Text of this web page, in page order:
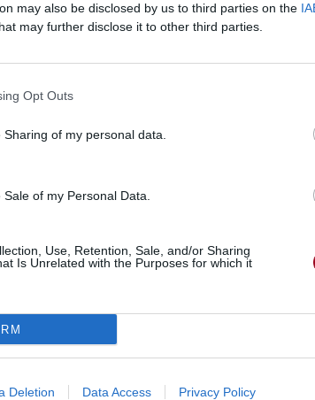
may also be disclosed by us to third parties on the
may further disclose it to other third parties.
Opt Outs
of my personal data.
of my Personal Data.
Use, Retention, Sale, and/or Sharing
Is Unrelated with the Purposes for which it
Deletion Data Access Privacy Policy